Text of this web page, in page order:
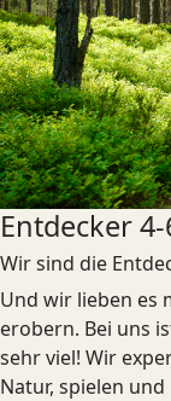
Entdecker
Wir sind die
Und wir lieben es
erobern. Bei uns
sehr viel! Wir
Natur, spielen